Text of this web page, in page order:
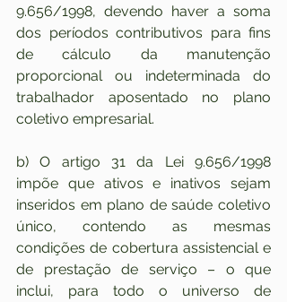
9.656/1998, devendo haver a soma
dos períodos contributivos para fins
de cálculo da manutenção
proporcional ou indeterminada do
trabalhador aposentado no plano
coletivo empresarial.
b) O artigo 31 da Lei 9.656/1998
impõe que ativos e inativos sejam
inseridos em plano de saúde coletivo
único, contendo as mesmas
condições de cobertura assistencial e
de prestação de serviço – o que
inclui, para todo o universo de